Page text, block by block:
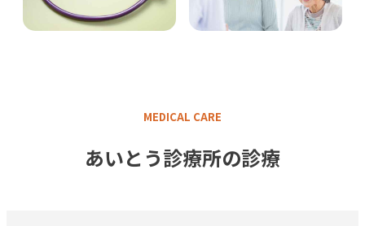
MEDICAL CARE
あいとう診療所の診療